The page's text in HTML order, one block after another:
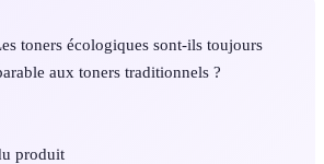
toners écologiques sont-ils toujours
aux toners traditionnels ?
produit